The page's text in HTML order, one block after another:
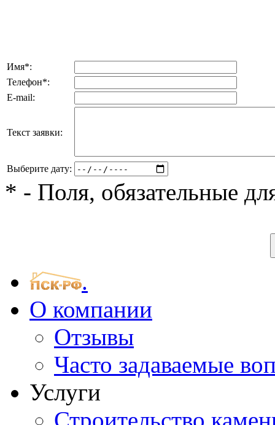
Имя*:
Телефон*:
E-mail:
Текст заявки:
Выберите дату:
* - Поля, обязательные
.
О компании
Отзывы
Часто задаваемые
Услуги